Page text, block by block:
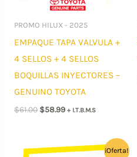
PROMO HILUX - 2025
EMPAQUE TAPA VALVULA +
4 SELLOS + 4 SELLOS
BOQUILLAS INYECTORES –
GENUINO TOYOTA
$61.00 El
$61.00.
$58.99El
$58.99.
+ I.T.B.M.S
¡Oferta!